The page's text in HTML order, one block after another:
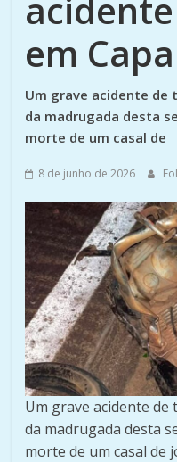
em
Um grave acidente
da madrugada desta
morte de um casal de
8 de junho de 2026
Um grave acidente
da madrugada desta
morte de um casal de